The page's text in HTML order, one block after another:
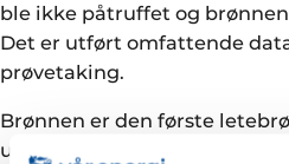
ble ikke påtruffet og
Det er utført omfattende
prøvetaking.
Brønnen er den første
utvinningstillatelse 489.